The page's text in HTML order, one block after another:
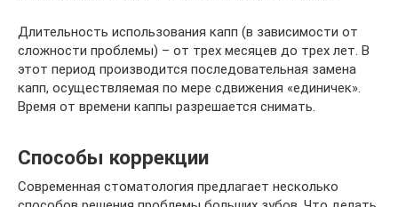
Длительность использования капп (в зависимости от
сложности проблемы) – от трех месяцев до трех лет. В
этот период производится последовательная замена
капп, осуществляемая по мере сдвижения «единичек».
Время от времени каппы разрешается снимать.
Способы коррекции
Современная стоматология предлагает несколько